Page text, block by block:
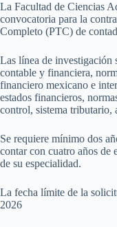
La Facultad de Ciencias
convocatoria para la
Completo (PTC) de
Las línea de investigación
contable y financiera,
financiero mexicano e
estados financieros,
control, sistema tributario,
Se requiere mínimo dos
contar con cuatro años de
de su especialidad.
La fecha límite de la
2026